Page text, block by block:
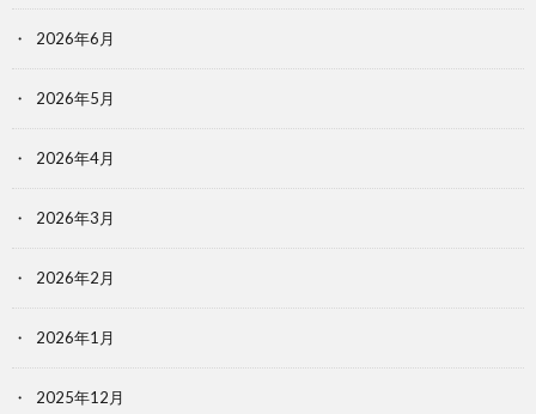
2026年6月
2026年5月
2026年4月
2026年3月
2026年2月
2026年1月
2025年12月